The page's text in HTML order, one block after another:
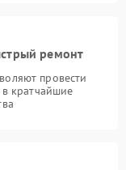
ремонт
провести
в кратчайшие